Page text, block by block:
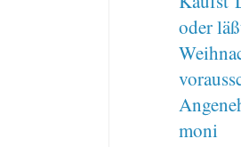
oder
moni